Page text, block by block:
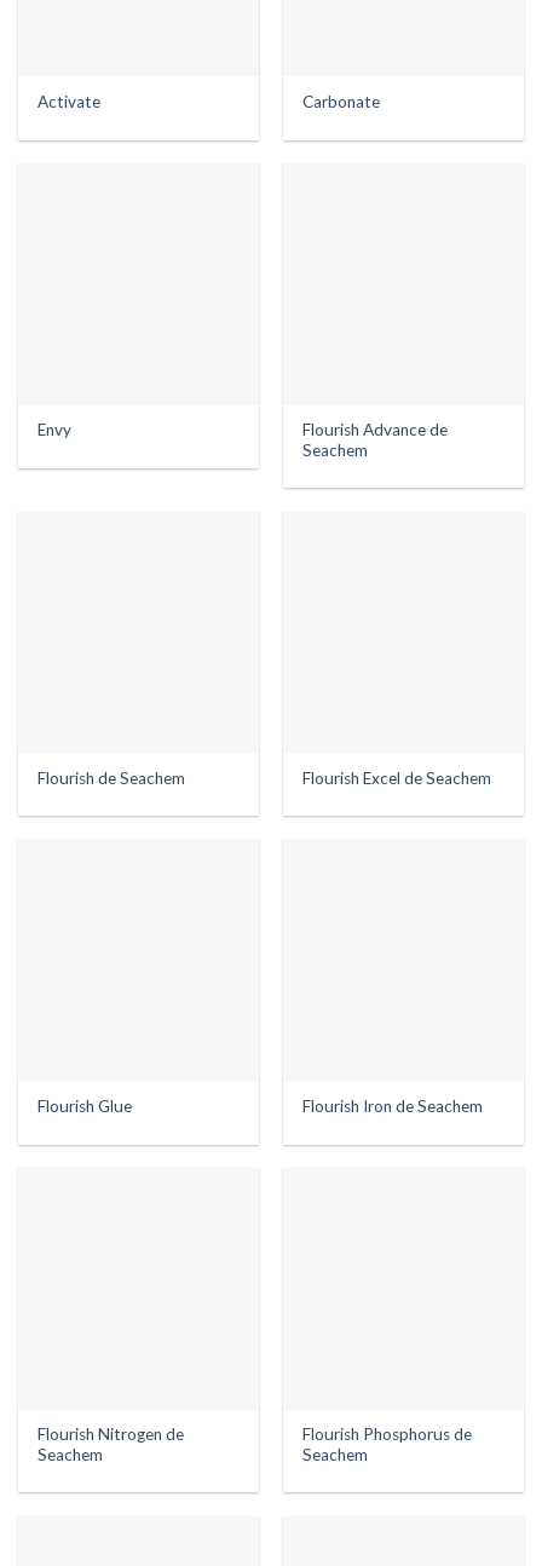
Activate Carbonate
Envy
Flourish Advance de
Seachem
Flourish de Seachem Flourish Excel de Seachem
Flourish Glue Flourish Iron de Seachem
Flourish Nitrogen de
Seachem
Flourish Phosphorus de
Seachem